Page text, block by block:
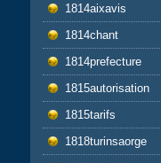
1814aixavis
1814chant
1814prefecture
1815autorisation
1815tarifs
1818turinsaorge